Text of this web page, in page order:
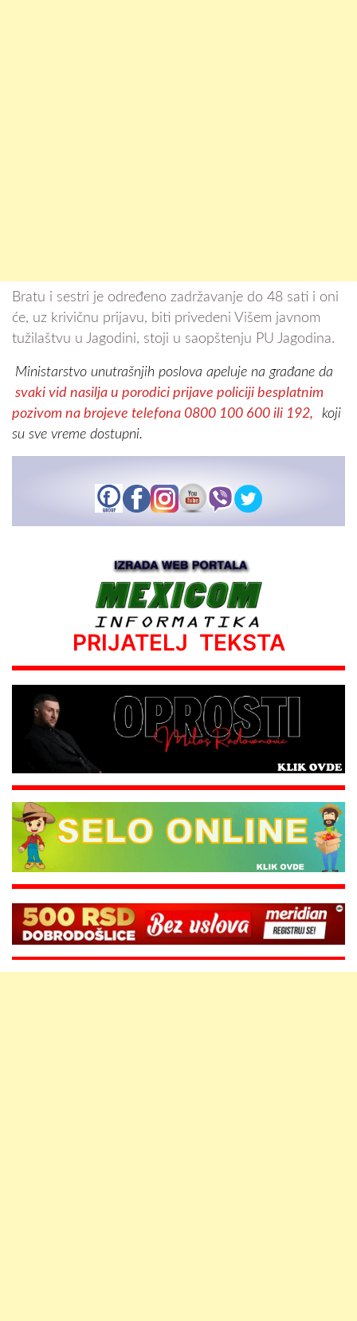
Bratu i sestri je određeno zadržavanje do 48 sati i oni
će, uz krivičnu prijavu, biti privedeni Višem javnom
tužilaštvu u Jagodini, stoji u saopštenju PU Jagodina.
Ministarstvo unutrašnjih poslova apeluje na građane da
svaki vid nasilja u porodici prijave policiji besplatnim
pozivom na brojeve telefona 0800 100 600 ili 192,
koji
su sve vreme dostupni.
PRIJATELJ TEKSTA